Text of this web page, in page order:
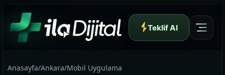
Teklif Al
Anasayfa/Ankara/Mobil Uygulama